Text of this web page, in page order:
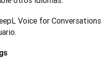
Voice for Conversations